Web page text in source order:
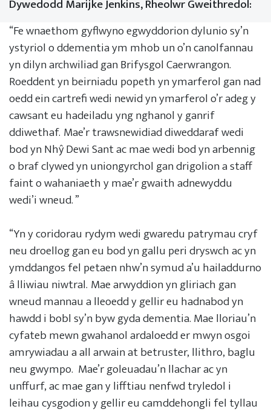
Dywedodd Marijke Jenkins, Rheolwr Gweithredol:
“Fe wnaethom gyflwyno egwyddorion dylunio sy’n
ystyriol o ddementia ym mhob un o’n canolfannau
yn dilyn archwiliad gan Brifysgol Caerwrangon.
Roeddent yn beirniadu popeth yn ymarferol gan nad
oedd ein cartrefi wedi newid yn ymarferol o’r adeg y
cawsant eu hadeiladu yng nghanol y ganrif
ddiwethaf. Mae’r trawsnewidiad diweddaraf wedi
bod yn Nhŷ Dewi Sant ac mae wedi bod yn arbennig
o braf clywed yn uniongyrchol gan drigolion a staff
faint o wahaniaeth y mae’r gwaith adnewyddu
wedi’i wneud. ”
“Yn y coridorau rydym wedi gwaredu patrymau cryf
neu droellog gan eu bod yn gallu peri dryswch ac yn
ymddangos fel petaen nhw’n symud a’u hailaddurno
â lliwiau niwtral. Mae arwyddion yn gliriach gan
wneud mannau a lleoedd y gellir eu hadnabod yn
hawdd i bobl sy’n byw gyda dementia. Mae lloriau’n
cyfateb mewn gwahanol ardaloedd er mwyn osgoi
amrywiadau a all arwain at betruster, llithro, baglu
neu gwympo. Mae’r goleuadau’n llachar ac yn
unffurf, ac mae gan y lifftiau nenfwd tryledol i
leihau cysgodion y gellir eu camddehongli fel tyllau